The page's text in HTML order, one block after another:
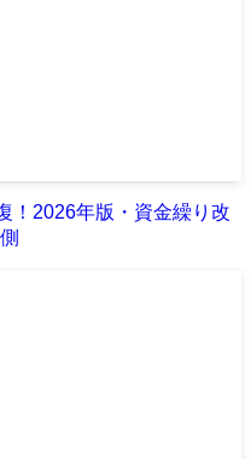
！2026年版・資金繰り改